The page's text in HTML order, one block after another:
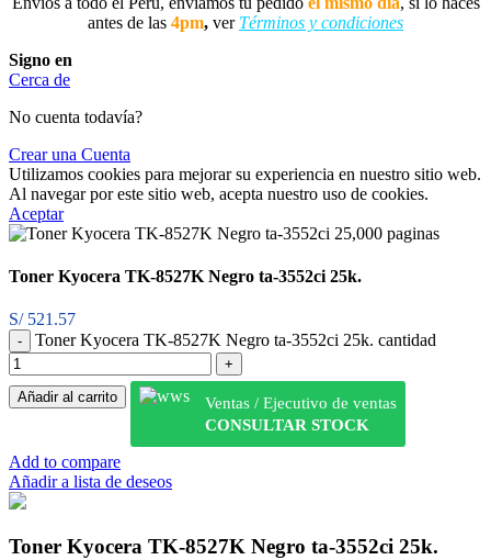
antes de las 4pm, ver Términos y condiciones
Signo en
Cerca de
No cuenta todavía?
Crear una Cuenta
Utilizamos cookies para mejorar su experiencia en nuestro sitio web.
Al navegar por este sitio web, acepta nuestro uso de cookies.
Aceptar
Toner Kyocera TK-8527K Negro ta-3552ci 25k.
S/521.57
Toner Kyocera TK-8527K Negro ta-3552ci 25k. cantidad
Añadir al carrito
Ventas / Ejecutivo de ventas
CONSULTAR STOCK
Add to compare
Añadir a lista de deseos
Toner Kyocera TK-8527K Negro ta-3552ci 25k.